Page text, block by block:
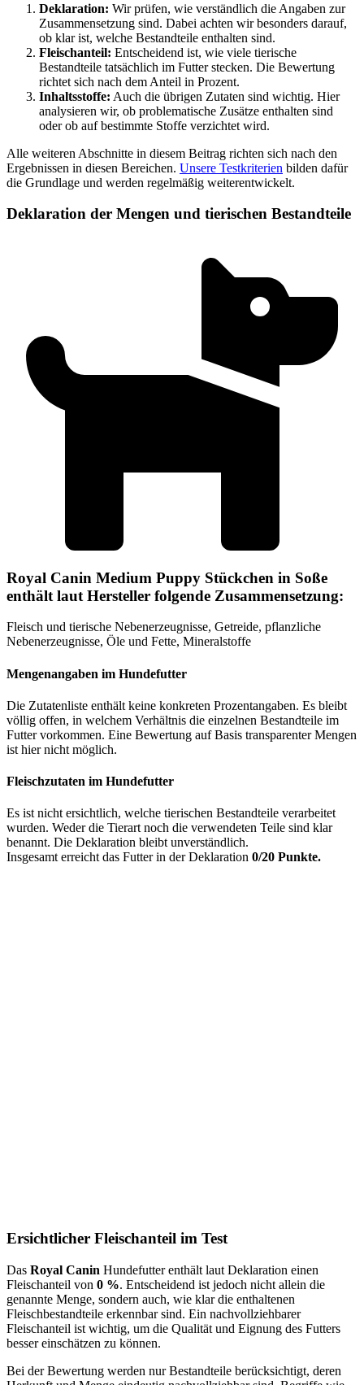
Deklaration: Wir prüfen, wie verständlich die Angaben zur
Zusammensetzung sind. Dabei achten wir besonders darauf,
ob klar ist, welche Bestandteile enthalten sind.
Fleischanteil: Entscheidend ist, wie viele tierische
Bestandteile tatsächlich im Futter stecken. Die Bewertung
richtet sich nach dem Anteil in Prozent.
Inhaltsstoffe: Auch die übrigen Zutaten sind wichtig. Hier
analysieren wir, ob problematische Zusätze enthalten sind
oder ob auf bestimmte Stoffe verzichtet wird.
Alle weiteren Abschnitte in diesem Beitrag richten sich nach den
Ergebnissen in diesen Bereichen. Unsere Testkriterien bilden dafür
die Grundlage und werden regelmäßig weiterentwickelt.
Deklaration der Mengen und tierischen Bestandteile
Royal Canin Medium Puppy Stückchen in Soße
enthält laut Hersteller folgende Zusammensetzung:
Fleisch und tierische Nebenerzeugnisse, Getreide, pflanzliche
Nebenerzeugnisse, Öle und Fette, Mineralstoffe
Mengenangaben im Hundefutter
Die Zutatenliste enthält keine konkreten Prozentangaben. Es bleibt
völlig offen, in welchem Verhältnis die einzelnen Bestandteile im
Futter vorkommen. Eine Bewertung auf Basis transparenter Mengen
ist hier nicht möglich.
Fleischzutaten im Hundefutter
Es ist nicht ersichtlich, welche tierischen Bestandteile verarbeitet
wurden. Weder die Tierart noch die verwendeten Teile sind klar
benannt. Die Deklaration bleibt unverständlich.
Insgesamt erreicht das Futter in der Deklaration 0/20 Punkte.
Ersichtlicher Fleischanteil im Test
Das Royal Canin Hundefutter enthält laut Deklaration einen
Fleischanteil von 0 %. Entscheidend ist jedoch nicht allein die
genannte Menge, sondern auch, wie klar die enthaltenen
Fleischbestandteile erkennbar sind. Ein nachvollziehbarer
Fleischanteil ist wichtig, um die Qualität und Eignung des Futters
besser einschätzen zu können.
Bei der Bewertung werden nur Bestandteile berücksichtigt, deren